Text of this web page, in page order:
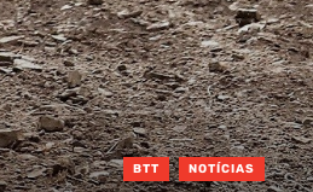
BTT NOTÍCIAS